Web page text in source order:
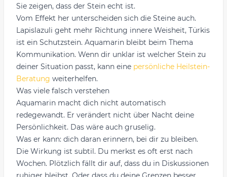
Sie zeigen, dass der Stein echt ist.
Vom Effekt her unterscheiden sich die Steine auch.
Lapislazuli geht mehr Richtung innere Weisheit, Türkis
ist ein Schutzstein. Aquamarin bleibt beim Thema
Kommunikation. Wenn dir unklar ist welcher Stein zu
deiner Situation passt, kann eine persönliche Heilstein-
Beratung weiterhelfen.
Was viele falsch verstehen
Aquamarin macht dich nicht automatisch
redegewandt. Er verändert nicht über Nacht deine
Persönlichkeit. Das wäre auch gruselig.
Was er kann: dich daran erinnern, bei dir zu bleiben.
Die Wirkung ist subtil. Du merkst es oft erst nach
Wochen. Plötzlich fällt dir auf, dass du in Diskussionen